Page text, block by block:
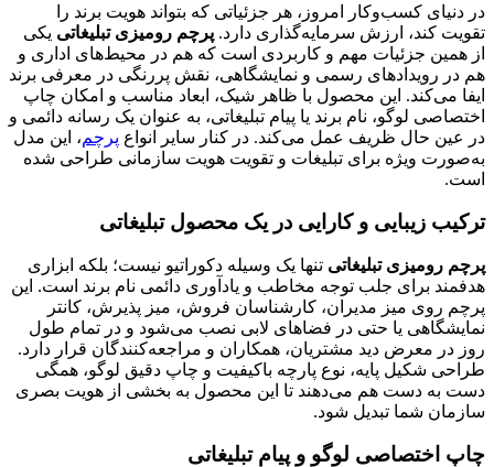
در دنیای کسب‌وکار امروز، هر جزئیاتی که بتواند هویت برند را
تقویت کند، ارزش سرمایه‌گذاری دارد. پرچم رومیزی تبلیغاتی یکی
از همین جزئیات مهم و کاربردی است که هم در محیط‌های اداری و
هم در رویدادهای رسمی و نمایشگاهی، نقش پررنگی در معرفی برند
ایفا می‌کند. این محصول با ظاهر شیک، ابعاد مناسب و امکان چاپ
اختصاصی لوگو، نام برند یا پیام تبلیغاتی، به عنوان یک رسانه دائمی و
در عین حال ظریف عمل می‌کند. در کنار سایر انواع پرچم، این مدل
به‌صورت ویژه برای تبلیغات و تقویت هویت سازمانی طراحی شده
است.
ترکیب زیبایی و کارایی در یک محصول تبلیغاتی
پرچم رومیزی تبلیغاتی تنها یک وسیله دکوراتیو نیست؛ بلکه ابزاری
هدفمند برای جلب توجه مخاطب و یادآوری دائمی نام برند است. این
پرچم روی میز مدیران، کارشناسان فروش، میز پذیرش، کانتر
نمایشگاهی یا حتی در فضاهای لابی نصب می‌شود و در تمام طول
روز در معرض دید مشتریان، همکاران و مراجعه‌کنندگان قرار دارد.
طراحی شکیل پایه، نوع پارچه باکیفیت و چاپ دقیق لوگو، همگی
دست به دست هم می‌دهند تا این محصول به بخشی از هویت بصری
سازمان شما تبدیل شود.
چاپ اختصاصی لوگو و پیام تبلیغاتی